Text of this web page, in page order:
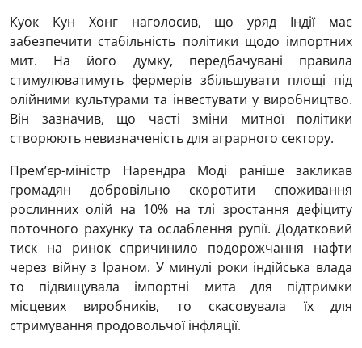
Куок Кун Хонг наголосив, що уряд Індії має
забезпечити стабільність політики щодо імпортних
мит. На його думку, передбачувані правила
стимулюватимуть фермерів збільшувати площі під
олійними культурами та інвестувати у виробництво.
Він зазначив, що часті зміни митної політики
створюють невизначеність для аграрного сектору.
Прем’єр-міністр Нарендра Моді раніше закликав
громадян добровільно скоротити споживання
рослинних олій на 10% на тлі зростання дефіциту
поточного рахунку та ослаблення рупії. Додатковий
тиск на ринок спричинило подорожчання нафти
через війну з Іраном. У минулі роки індійська влада
то підвищувала імпортні мита для підтримки
місцевих виробників, то скасовувала їх для
стримування продовольчої інфляції.